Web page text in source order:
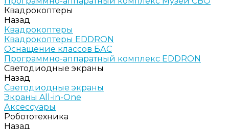
Квадрокоптеры
Назад
Квадрокоптеры
Квадрокоптеры EDDRON
Оснащение классов БАС
Программно-аппаратный комплекс EDDRON
Светодиодные экраны
Назад
Светодиодные экраны
Экраны All-in-One
Аксессуары
Робототехника
Назад